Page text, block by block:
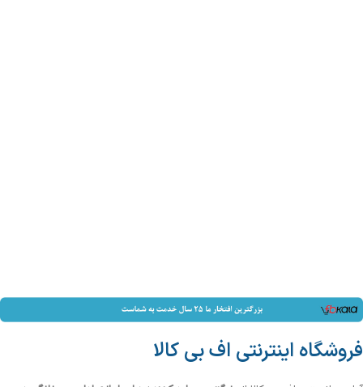
فروشگاه اینترنتی اف بی کالا